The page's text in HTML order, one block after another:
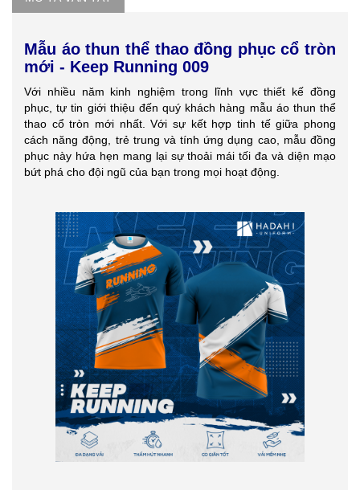
Mẫu áo thun thể thao đồng phục cổ tròn
mới - Keep Running 009
Với nhiều năm kinh nghiệm trong lĩnh vực thiết kế đồng
phục, tự tin giới thiệu đến quý khách hàng mẫu áo thun thể
thao cổ tròn mới nhất. Với sự kết hợp tinh tế giữa phong
cách năng động, trẻ trung và tính ứng dụng cao, mẫu đồng
phục này hứa hẹn mang lại sự thoải mái tối đa và diện mạo
bứt phá cho đội ngũ của bạn trong mọi hoạt động.